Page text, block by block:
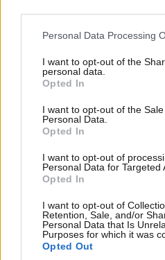
Please note that this website/
not limited to your visit or usage
grant or deny consent to
use your data for below
consent section.
Personal Data Processing
I want to opt-out of the
personal data.
Opted In
I want to opt-out of the
Personal Data.
Opted In
I want to opt-out of
Personal Data for Targeted
Opted In
I want to opt-out of
Retention, Sale, and/or
Personal Data that Is
Purposes for which it was
Opted Out
ευτυχίας δεδομένη»